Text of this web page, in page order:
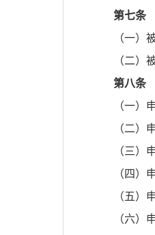
第七条
（一）
（二）
第八条
（一）
（二）
（三）
（四）
（五）
（六）